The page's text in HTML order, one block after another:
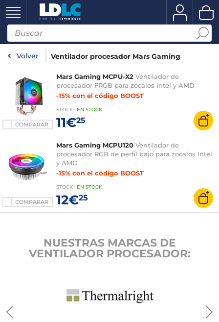
Volver Ventilador procesador Mars Gaming
COMPARAR
Mars Gaming MCPU-X2 Ventilador de
procesador FRGB para zócalos Intel y AMD
-15% con el código BOOST
STOCK : EN STOCK
11€25
COMPARAR
Mars Gaming MCPU120 Ventilador de
procesador RGB de perfil bajo para zócalos Intel
y AMD
-15% con el código BOOST
STOCK : EN STOCK
12€25
NUESTRAS MARCAS DE
VENTILADOR PROCESADOR: